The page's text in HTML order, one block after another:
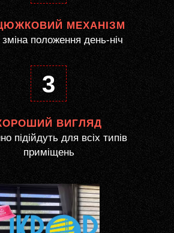
МЕХАНІЗМ
зміна положення день-ніч
3
ВИГЛЯД
підійдуть для всіх типів
приміщень